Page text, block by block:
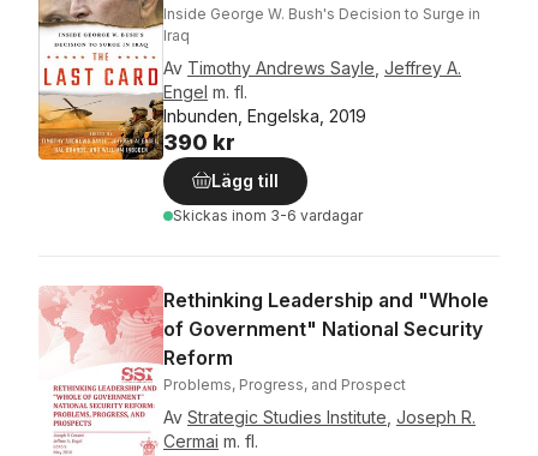
Inside George W. Bush's Decision to Surge in
Iraq
Av Timothy Andrews Sayle Jeffrey A.
Engel m. fl.
Inbunden, Engelska, 2019
390 kr
Lägg till
Skickas inom 3-6 vardagar
Rethinking Leadership and "Whole
of Government" National Security
Reform
Problems, Progress, and Prospect
Av Strategic Studies Institute Joseph R.
Cermai m. fl.